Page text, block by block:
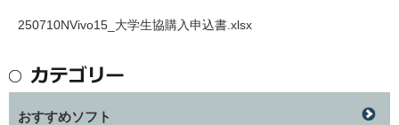
250710NVivo15_大学生協購入申込書.xlsx
おすすめソフト